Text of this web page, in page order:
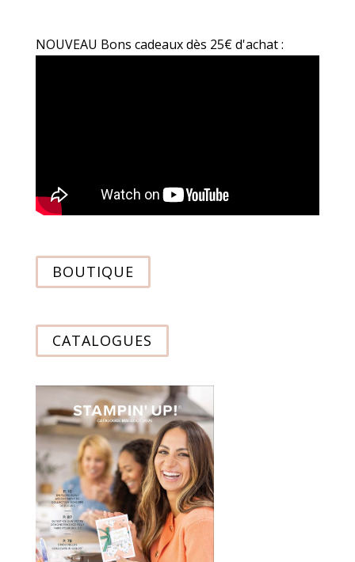
NOUVEAU Bons cadeaux dès 25€ d'achat :
BOUTIQUE
CATALOGUES